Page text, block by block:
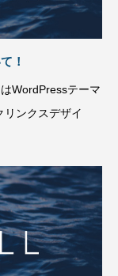
い
2022.03.01
WordPress5.9アッ
方法
2022.01.30
！
WordPressテーマ
リンクスデザイ